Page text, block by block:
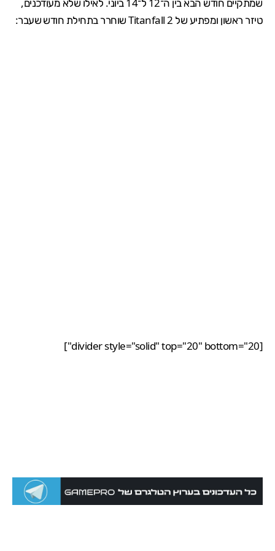
טיזר ראשון ומפתיע של Titanfall 2 שוחרר בתחילת חודש שעבר:
[divider style="solid" top="20" bottom="20"]